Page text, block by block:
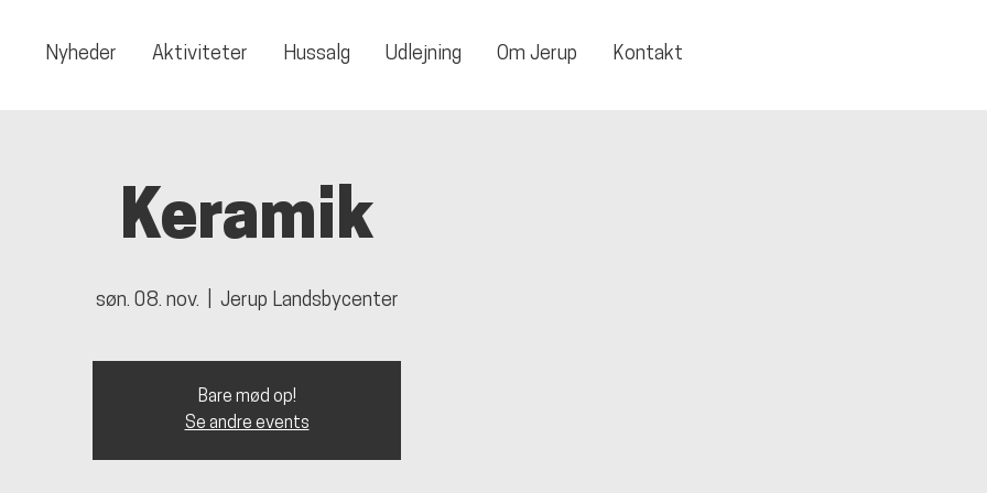
Nyheder Aktiviteter Hussalg Udlejning Om Jerup Kontakt
Keramik
søn. 08. nov. Jerup Landsbycenter
Bare mød op!
Se andre events